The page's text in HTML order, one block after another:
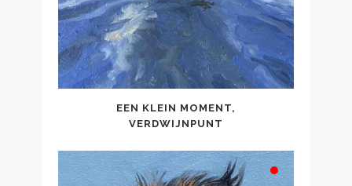
EEN KLEIN MOMENT,
VERDWIJNPUNT